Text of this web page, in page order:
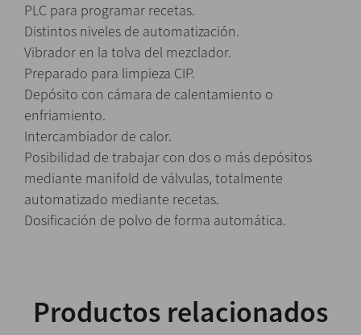
PLC para programar recetas.
Distintos niveles de automatización.
Vibrador en la tolva del mezclador.
Preparado para limpieza CIP.
Depósito con cámara de calentamiento o
enfriamiento.
Intercambiador de calor.
Posibilidad de trabajar con dos o más depósitos
mediante manifold de válvulas, totalmente
automatizado mediante recetas.
Dosificación de polvo de forma automática.
Productos relacionados